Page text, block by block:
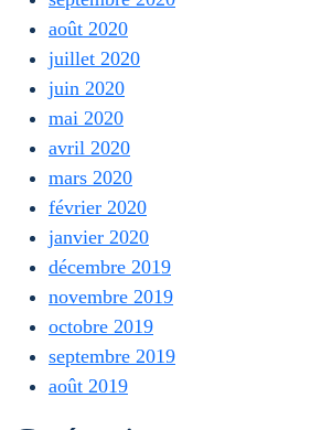
août 2020
juillet 2020
juin 2020
mai 2020
avril 2020
mars 2020
février 2020
janvier 2020
décembre 2019
novembre 2019
octobre 2019
septembre 2019
août 2019